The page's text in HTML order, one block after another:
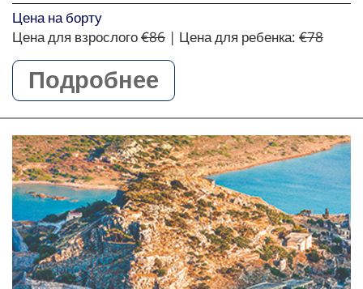
Цена на борту
Цена для взрослого€86 | Цена для ребенка: €78
Подробнее